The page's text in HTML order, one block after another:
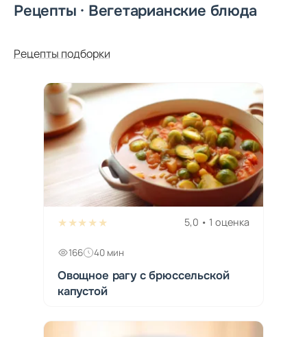
Рецепты · Вегетарианские блюда
Рецепты подборки
★★★★★ 5,0 • 1 оценка
166 40 мин
Овощное рагу с брюссельской
капустой